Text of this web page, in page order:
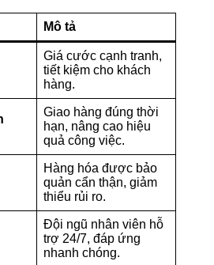
Mô tả
Giá cước cạnh tranh,
tiết kiệm cho khách
hàng.
Giao hàng đúng thời
hạn, nâng cao hiệu
quả công việc.
Hàng hóa được bảo
quản cẩn thận, giảm
thiểu rủi ro.
Đội ngũ nhân viên hỗ
trợ 24/7, đáp ứng
nhanh chóng.